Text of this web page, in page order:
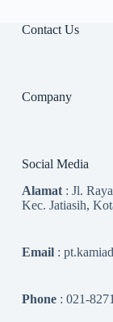
Contact Us
Company
Social Media
Alamat : Jl.
Kec. Jatiasih,
Email :
Phone : 021-